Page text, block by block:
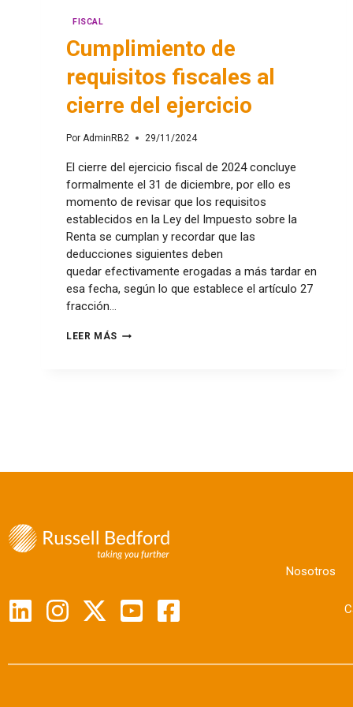
FISCAL
Cumplimiento de
requisitos fiscales al
cierre del ejercicio
Por AdminRB2 29/11/2024
El cierre del ejercicio fiscal de 2024 concluye
formalmente el 31 de diciembre, por ello es
momento de revisar que los requisitos
establecidos en la Ley del Impuesto sobre la
Renta se cumplan y recordar que las
deducciones siguientes deben
quedar efectivamente erogadas a más tardar en
esa fecha, según lo que establece el artículo 27
fracción…
LEER MÁS
Nosotros